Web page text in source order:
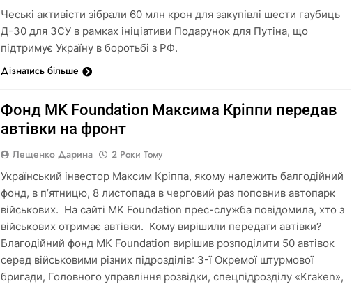
Чеські активісти зібрали 60 млн крон для закупівлі шести гаубиць
Д-30 для ЗСУ в рамках ініціативи Подарунок для Путіна, що
підтримує Україну в боротьбі з РФ.
Дізнатись більше
Фонд MK Foundation Максима Кріппи передав
автівки на фронт
Лещенко Дарина
2 Роки Тому
Український інвестор Максим Кріппа, якому належить балгодійний
фонд, в п’ятницю, 8 листопада в черговий раз поповнив автопарк
військових. На сайті MK Foundation прес-служба повідомила, хто з
військових отримає автівки. Кому вирішили передати автівки?
Благодійний фонд MK Foundation вирішив розподілити 50 автівок
серед військовими різних підрозділів: 3-ї Окремої штурмової
бригади, Головного управління розвідки, спецпідрозділу «Kraken»,